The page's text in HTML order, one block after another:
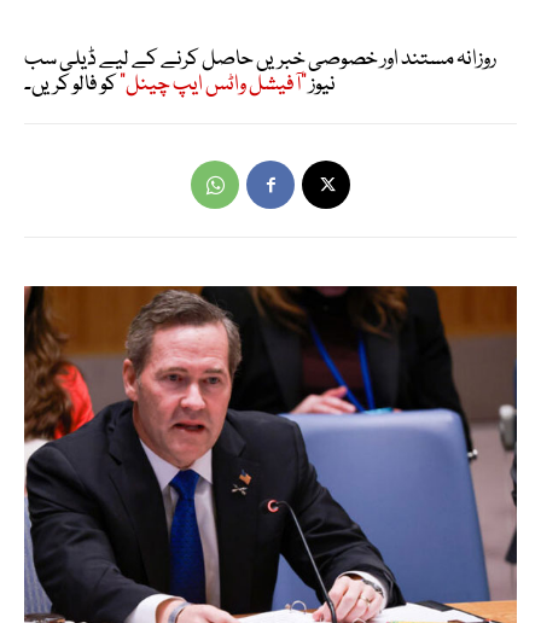
روزانہ مستند اور خصوصی خبریں حاصل کرنے کے لیے ڈیلی سب
نیوز"آفیشل واٹس ایپ چینل"کو فالو کریں۔